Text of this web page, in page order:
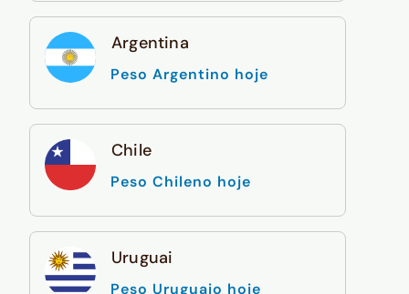
Argentina
Peso Argentino hoje
Chile
Peso Chileno hoje
Uruguai
Peso Uruguaio hoje